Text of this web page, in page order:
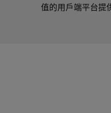
值的用戶端平台提